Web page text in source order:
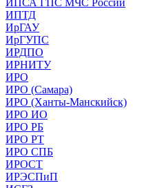
ИПТД
ИрГАУ
ИрГУПС
ИРДПО
ИРНИТУ
ИРО
ИРО (Самара)
ИРО (Ханты-Манскийск)
ИРО ИО
ИРО РБ
ИРО РТ
ИРО СПБ
ИРОСТ
ИРЭСПиП